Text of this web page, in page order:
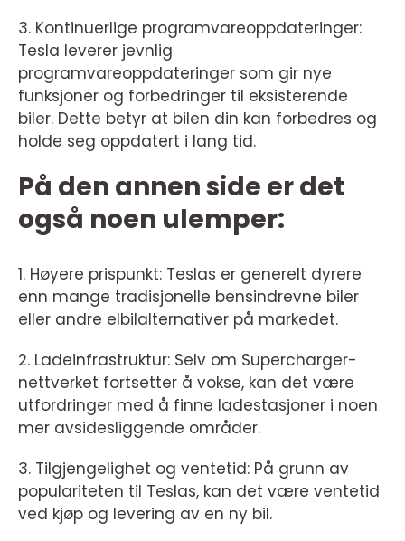
3. Kontinuerlige programvareoppdateringer:
Tesla leverer jevnlig
programvareoppdateringer som gir nye
funksjoner og forbedringer til eksisterende
biler. Dette betyr at bilen din kan forbedres og
holde seg oppdatert i lang tid.
På den annen side er det
også noen ulemper:
1. Høyere prispunkt: Teslas er generelt dyrere
enn mange tradisjonelle bensindrevne biler
eller andre elbilalternativer på markedet.
2. Ladeinfrastruktur: Selv om Supercharger-
nettverket fortsetter å vokse, kan det være
utfordringer med å finne ladestasjoner i noen
mer avsidesliggende områder.
3. Tilgjengelighet og ventetid: På grunn av
populariteten til Teslas, kan det være ventetid
ved kjøp og levering av en ny bil.